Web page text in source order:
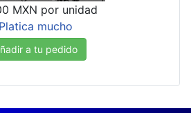
MXN por unidad
Platica mucho
a tu pedido